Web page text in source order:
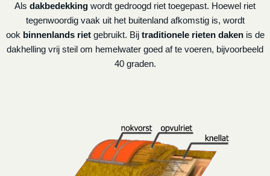
Als dakbedekking wordt gedroogd riet toegepast. Hoewel riet
tegenwoordig vaak uit het buitenland afkomstig is, wordt
ook binnenlands rietgebruikt. Bij traditionele rieten dakenis de
dakhelling vrij steil om hemelwater goed af te voeren, bijvoorbeeld
40 graden.